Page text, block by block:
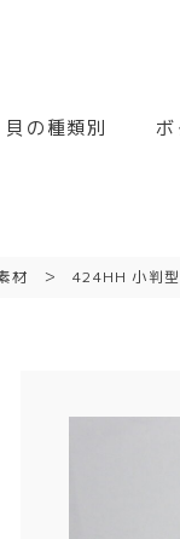
貝の種類別
材 424HH 小判